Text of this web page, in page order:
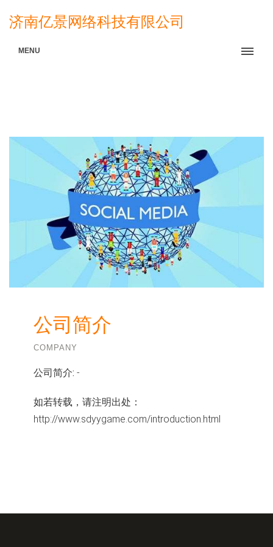
济南亿景网络科技有限公司
MENU
公司简介
COMPANY
公司简介: -
如若转载，请注明出处：
http://www.sdyygame.com/introduction.html